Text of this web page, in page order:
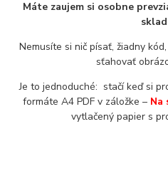
Máte zaujem si osobne
Nemusíte si nič písať, žiadny
sťahovať
Je to jednoduché: stačí keď si
formáte A4 PDF v záložke – Na
vytlačený papier s